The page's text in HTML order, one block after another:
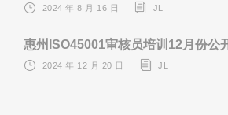
2024 年 8 月 16 日 JL
惠州ISO45001审核员培训12月份公
2024 年 12 月 20 日 JL